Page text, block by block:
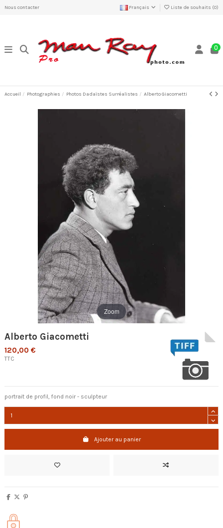
Nous contacter Français Liste de souhaits (0)
0
Accueil Photographies Photos Dadaïstes Surréalistes Alberto Giacometti
Zoom
Alberto Giacometti
120,00 €
TTC
portrait de profil, fond noir - sculpteur
Ajouter au panier